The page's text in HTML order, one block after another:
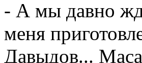
- А мы давно
меня
Давыдов...